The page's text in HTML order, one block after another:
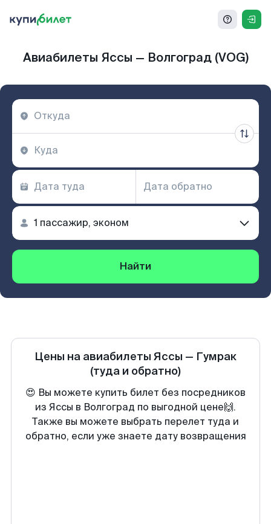
Авиабилеты Яссы — Волгоград (VOG)
Найти
Цены на авиабилеты Яссы — Гумрак
(туда и обратно)
😍 Вы можете купить билет без посредников
из Яссы в Волгоград по выгодной цене🙌.
Также вы можете выбрать перелет туда и
обратно, если уже знаете дату возвращения